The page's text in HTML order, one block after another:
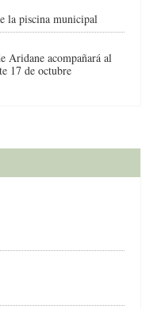
la piscina municipal
Aridane acompañará al
17 de octubre